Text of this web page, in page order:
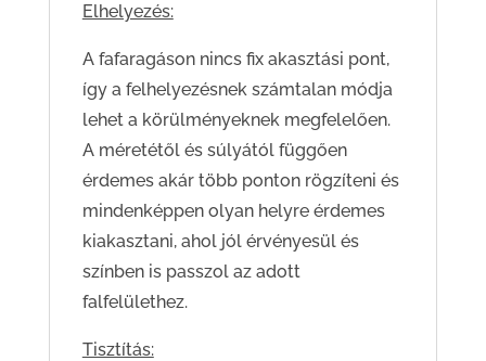
Elhelyezés:
A fafaragáson nincs fix akasztási pont,
így a felhelyezésnek számtalan módja
lehet a körülményeknek megfelelően.
A méretétől és súlyától függően
érdemes akár több ponton rögzíteni és
mindenképpen olyan helyre érdemes
kiakasztani, ahol jól érvényesül és
színben is passzol az adott
falfelülethez.
Tisztítás: